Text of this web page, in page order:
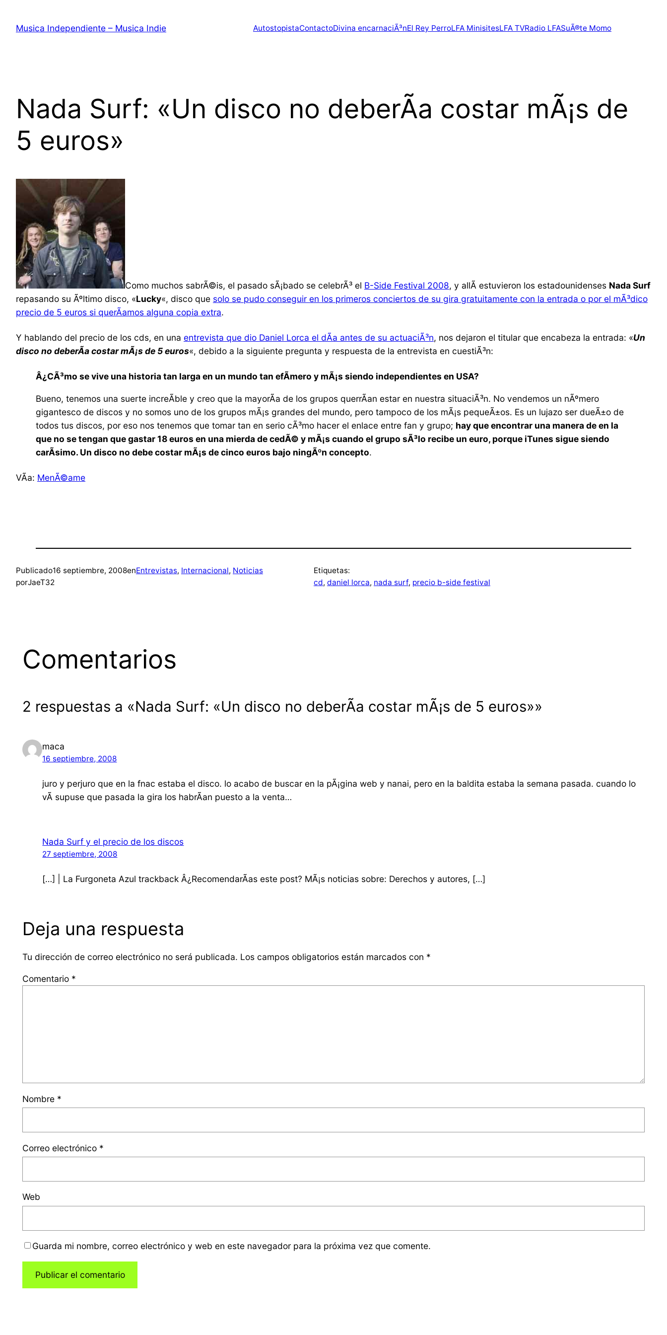
contenido
Musica Independiente – Musica Indie AutostopistaContactoDivina encarnaciÃ³nEl Rey PerroLFA MinisitesLFA TVRadio LFASuÃ®te Momo
Nada Surf: «Un disco no deberÃ­a costar mÃ¡s de
5 euros»
Como muchos sabrÃ©is, el pasado sÃ¡bado se celebrÃ³ el B-Side Festival 2008, y allÃ­ estuvieron los estadounidenses Nada Surf
repasando su Ãºltimo disco, «Lucky«, disco que solo se pudo conseguir en los primeros conciertos de su gira gratuitamente con la entrada o por el mÃ³dico
precio de 5 euros si querÃ­amos alguna copia extra.
Y hablando del precio de los cds, en una entrevista que dio Daniel Lorca el dÃ­a antes de su actuaciÃ³n, nos dejaron el titular que encabeza la entrada: «Un
disco no deberÃ­a costar mÃ¡s de 5 euros«, debido a la siguiente pregunta y respuesta de la entrevista en cuestiÃ³n:
Â¿CÃ³mo se vive una historia tan larga en un mundo tan efÃ­mero y mÃ¡s siendo independientes en USA?
Bueno, tenemos una suerte increÃ­ble y creo que la mayorÃ­a de los grupos querrÃ­an estar en nuestra situaciÃ³n. No vendemos un nÃºmero
gigantesco de discos y no somos uno de los grupos mÃ¡s grandes del mundo, pero tampoco de los mÃ¡s pequeÃ±os. Es un lujazo ser dueÃ±o de
todos tus discos, por eso nos tenemos que tomar tan en serio cÃ³mo hacer el enlace entre fan y grupo; hay que encontrar una manera de en la
que no se tengan que gastar 18 euros en una mierda de cedÃ© y mÃ¡s cuando el grupo sÃ³lo recibe un euro, porque iTunes sigue siendo
carÃ­simo. Un disco no debe costar mÃ¡s de cinco euros bajo ningÃºn concepto.
VÃ­a: MenÃ©ame
Publicado16 septiembre, 2008enEntrevistas, Internacional, Noticias
porJaeT32
Etiquetas:
cd, daniel lorca, nada surf, precio b-side festival
Comentarios
2 respuestas a «Nada Surf: «Un disco no deberÃ­a costar mÃ¡s de 5 euros»»
maca
16 septiembre, 2008
juro y perjuro que en la fnac estaba el disco. lo acabo de buscar en la pÃ¡gina web y nanai, pero en la baldita estaba la semana pasada. cuando lo
vÃ­ supuse que pasada la gira los habrÃ­an puesto a la venta…
Nada Surf y el precio de los discos
27 septiembre, 2008
[…] | La Furgoneta Azul trackback Â¿RecomendarÃ­as este post? MÃ¡s noticias sobre: Derechos y autores, […]
Deja una respuesta
Tu dirección de correo electrónico no será publicada. Los campos obligatorios están marcados con *
Comentario *
Nombre *
Correo electrónico *
Web
Guarda mi nombre, correo electrónico y web en este navegador para la próxima vez que comente.